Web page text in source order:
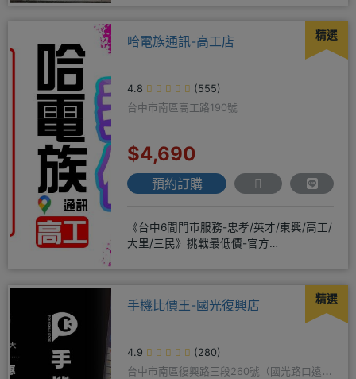
精選
哈電族通訊-高工店
4.8
(555)
台中市南區高工路190號
$4,690
預約訂購
《台中6間門市服務-忠孝/英才/東興/高工/
大里/三民》挑戰最低價-官方
精選
手機比價王-國光復興店
4.9
(280)
台中市南區復興路三段260號（國光路口遠傳